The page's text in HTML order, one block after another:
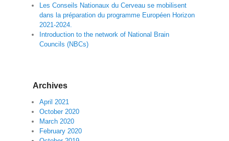
Les Conseils Nationaux du Cerveau se mobilisent
dans la préparation du programme Européen Horizon
2021-2024.
Introduction to the network of National Brain
Councils (NBCs)
Archives
April 2021
October 2020
March 2020
February 2020